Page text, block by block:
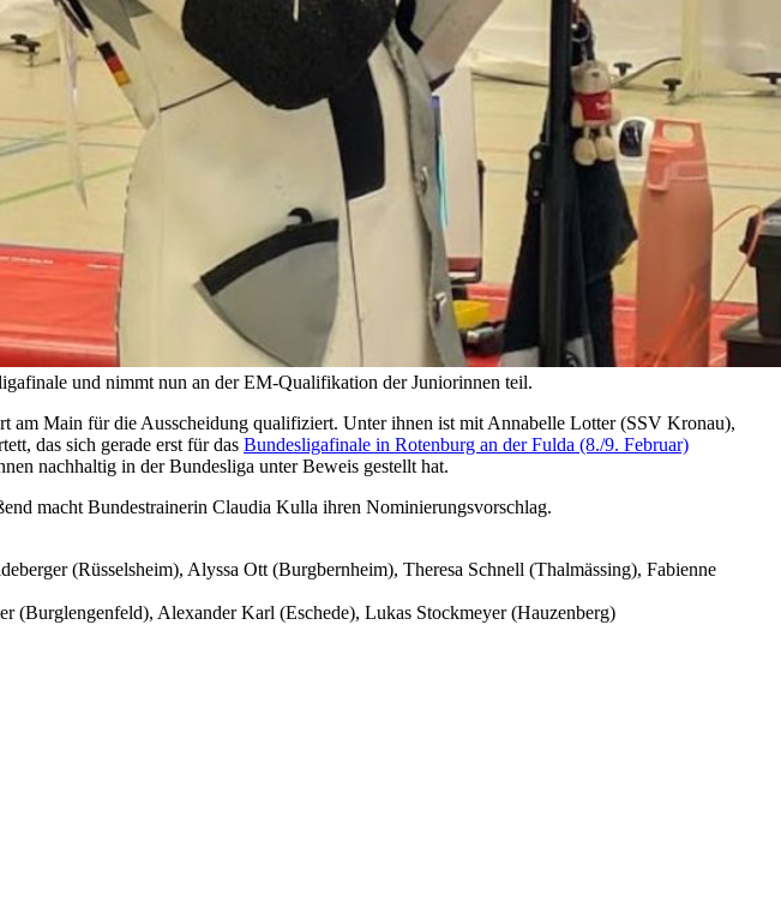
und nimmt nun an der EM-Qualifikation der Juniorinnen teil.
am Main für die Ausscheidung qualifiziert. Unter ihnen ist mit Annabelle Lotter (SSV Kronau),
das sich gerade erst für das Bundesligafinale in Rotenburg an der Fulda (8./9. Februar)
nachhaltig in der Bundesliga unter Beweis gestellt hat.
macht Bundestrainerin Claudia Kulla ihren Nominierungsvorschlag.
(Rüsselsheim), Alyssa Ott (Burgbernheim), Theresa Schnell (Thalmässing), Fabienne
(Burglengenfeld), Alexander Karl (Eschede), Lukas Stockmeyer (Hauzenberg)